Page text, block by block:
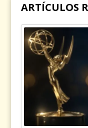
ARTÍCULOS